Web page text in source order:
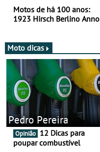
Motos de há 100 anos:
1923 Hirsch Berlino Anno
Moto dicas
Pedro Pereira
Opinião
poupar combustível